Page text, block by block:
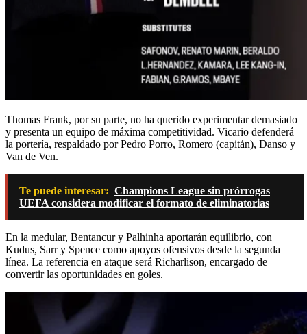
Thomas Frank, por su parte, no ha querido experimentar demasiado
y presenta un equipo de máxima competitividad. Vicario defenderá
la portería, respaldado por Pedro Porro, Romero (capitán), Danso y
Van de Ven.
Te puede interesar: Champions League sin prórrogas
UEFA considera modificar el formato de eliminatorias
En la medular, Bentancur y Palhinha aportarán equilibrio, con
Kudus, Sarr y Spence como apoyos ofensivos desde la segunda
línea. La referencia en ataque será Richarlison, encargado de
convertir las oportunidades en goles.